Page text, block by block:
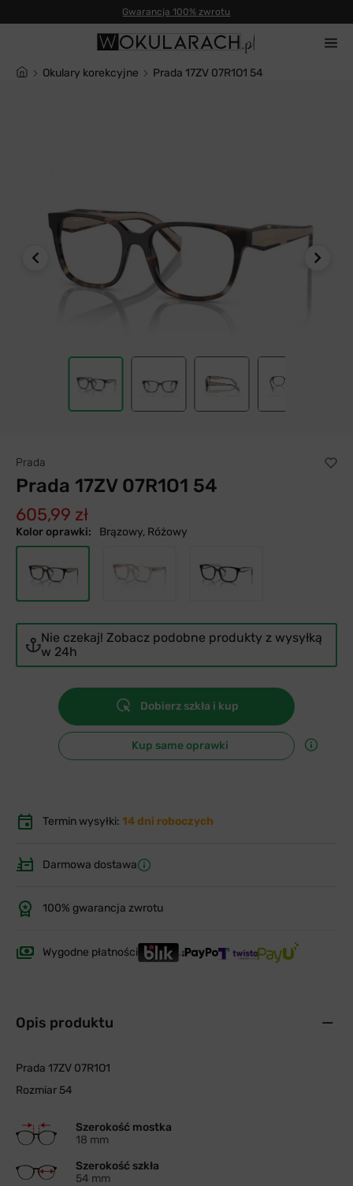
Gwarancja 100% zwrotu
Okulary korekcyjne Prada 17ZV 07R1O1 54
Prada
Prada 17ZV 07R1O1 54
605,99 zł
Kolor oprawki: Brązowy, Różowy
Nie czekaj! Zobacz podobne produkty z wysyłką
w 24h
Dobierz szkła i kup
Kup same oprawki
Termin wysyłki: 14 dni roboczych
Darmowa dostawa
100% gwarancja zwrotu
Wygodne płatności
Opis produktu
Prada 17ZV 07R1O1
Rozmiar 54
Szerokość mostka
18 mm
Szerokość szkła
54 mm